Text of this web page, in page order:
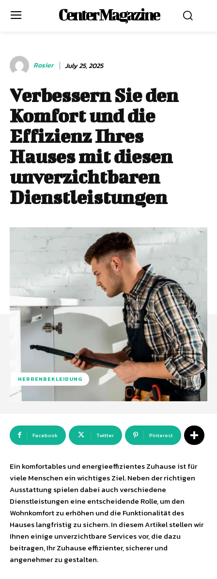
Center Magazine
Rosier July 25, 2025
Verbessern Sie den
Komfort und die
Effizienz Ihres
Hauses mit diesen
unverzichtbaren
Dienstleistungen
HERRENBEKLEIDUNG
Facebook Twitter Pinterest
Ein komfortables und energieeffizientes Zuhause ist für
viele Menschen ein wichtiges Ziel. Neben der richtigen
Ausstattung spielen dabei auch verschiedene
Dienstleistungen eine entscheidende Rolle, um den
Wohnkomfort zu erhöhen und die Funktionalität des
Hauses langfristig zu sichern. In diesem Artikel stellen wir
Ihnen einige unverzichtbare Services vor, die dazu
beitragen, Ihr Zuhause effizienter, sicherer und
angenehmer zu gestalten.